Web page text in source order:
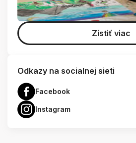
Zistiť viac
Odkazy na socialnej sieti
Facebook
Instagram